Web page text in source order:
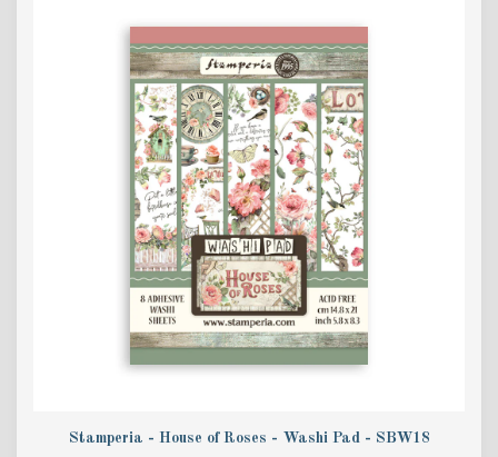
Stamperia - House of Roses - Washi Pad - SBW18